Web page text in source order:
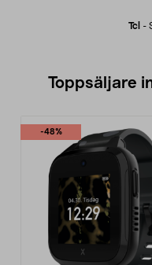
Tcl -
Toppsäljare
-48%